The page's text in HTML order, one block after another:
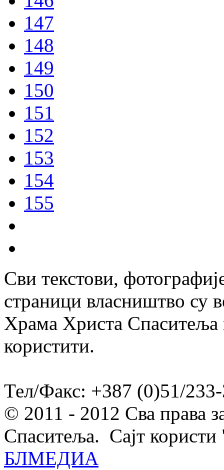
147
148
149
150
151
152
153
154
155
Сви текстови,
страници власништво су
Храма Христа Спаситеља
користити.
Тел/Факс: +387 (0)51/
© 2011 - 2012 Сва права
Спаситеља. Сајт
БЛМЕДИА